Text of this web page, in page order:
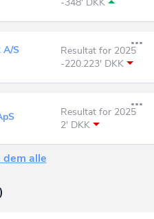
A/S
Resultat for 2025
-220.223' DKK
Resultat for 2025
2' DKK
dem alle